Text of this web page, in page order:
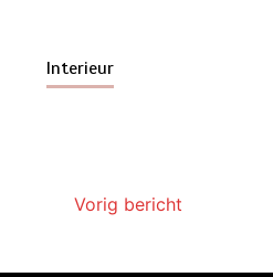
Interieur
Vorig bericht